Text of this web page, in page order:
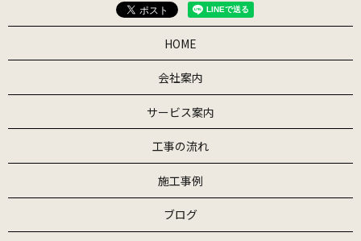
HOME
会社案内
サービス案内
工事の流れ
施工事例
ブログ